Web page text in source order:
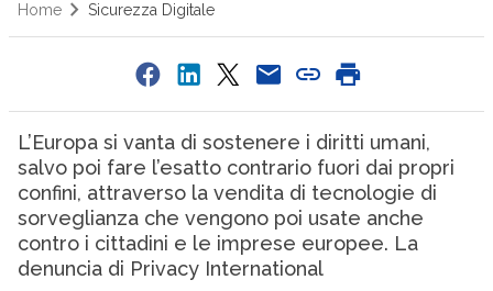
Home Sicurezza Digitale
L’Europa si vanta di sostenere i diritti umani,
salvo poi fare l’esatto contrario fuori dai propri
confini, attraverso la vendita di tecnologie di
sorveglianza che vengono poi usate anche
contro i cittadini e le imprese europee. La
denuncia di Privacy International